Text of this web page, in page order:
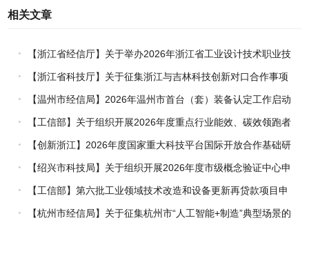
相关文章
【浙江省经信厅】关于举办2026年浙江省工业设计技术职业技
能竞赛的通知
【浙江省科技厅】关于征集浙江与吉林科技创新对口合作事项
的通知【温州市经信局】2026年温州市首台（套）装备认定工作启动
【工信部】关于组织开展2026年度重点行业能效、碳效领跑者
企业推荐工作的通知
【创新浙江】2026年度国家重大科技平台国际开放合作基础研
究专项（试点）项目指南
【绍兴市科技局】关于组织开展2026年度市级概念验证中心申
报工作的通知
【工信部】第六批工业领域技术改造和设备更新再贷款项目申
报工作启动
【杭州市经信局】关于征集杭州市“人工智能+制造”典型场景的